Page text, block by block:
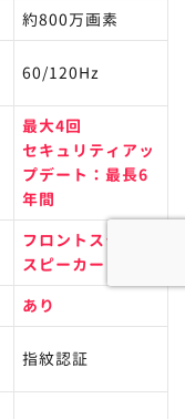
約800万画素
60/120Hz
最大4回
セキュリティアッ
プデート：最長6
年間
フロントステレオ
スピーカー
あり
指紋認証